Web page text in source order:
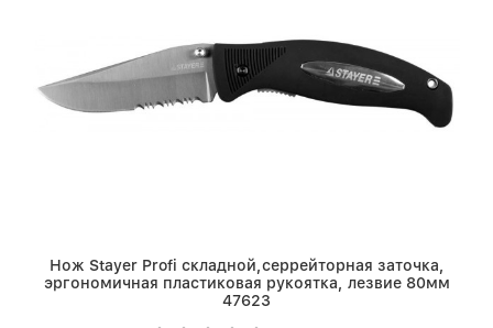
Нож Stayer Profi складной,серрейторная заточка,
эргономичная пластиковая рукоятка, лезвие 80мм
47623